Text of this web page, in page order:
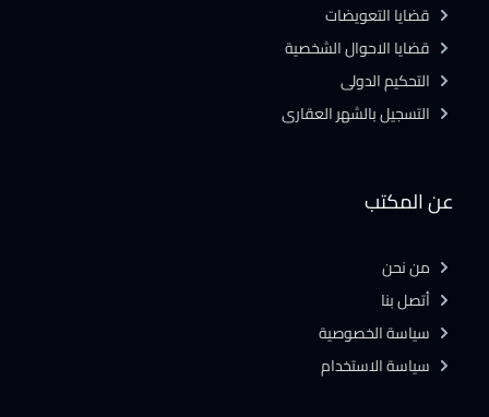
عن المكتب
من نحن
أتصل بنا
سياسة الخصوصية
سياسة الاستخدام
قضايا التعويضات
قضايا الاحوال الشخصية
التحكيم الدولى
التسجيل بالشهر العقارى